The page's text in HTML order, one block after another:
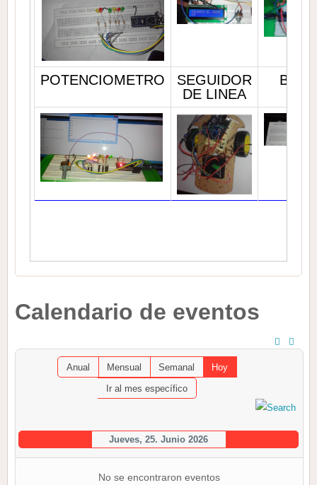
POTENCIOMETRO
SEGUIDOR
DE LINEA
Calendario de eventos
Anual Mensual Semanal
Hoy
Ir al mes específico
Jueves, 25. Junio 2026
No se encontraron eventos